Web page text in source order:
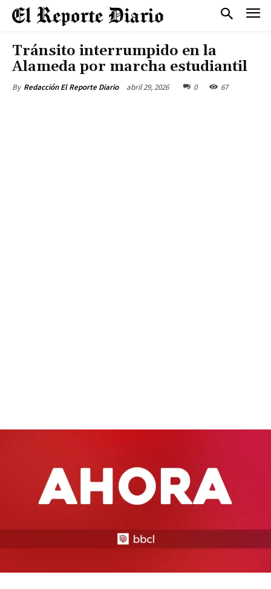
Tránsito interrumpido en la
Alameda por marcha estudiantil
By Redacción El Reporte Diario abril 29, 2026 0 67